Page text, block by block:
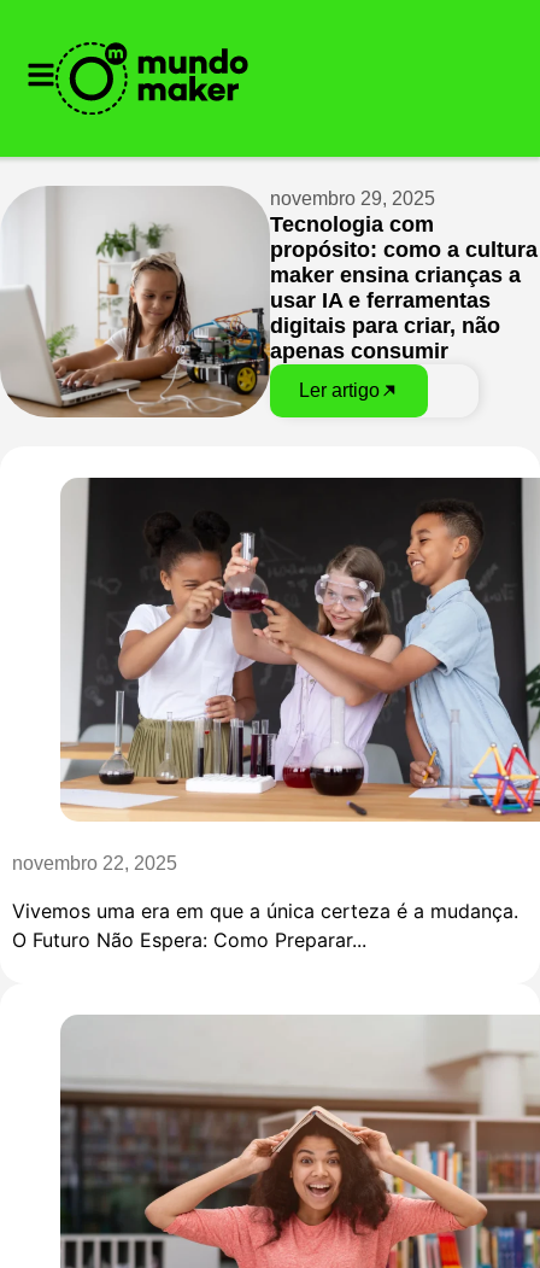
novembro 29, 2025
Tecnologia com
propósito: como a cultura
maker ensina crianças a
usar IA e ferramentas
digitais para criar, não
apenas consumir
Ler artigo
novembro 22, 2025
Vivemos uma era em que a única certeza é a mudança.
O Futuro Não Espera: Como Preparar...